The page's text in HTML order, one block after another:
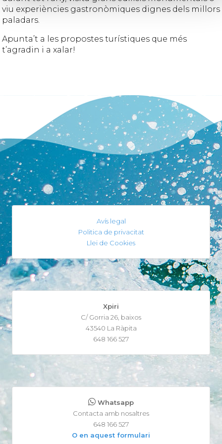
viu experiències gastronòmiques dignes dels millors
paladars.
Apunta’t a les propostes turístiques que més
t’agradin i a xalar!
Avís legal
Politica de privacitat
Llei de Cookies
Xpiri
C/ Gorria 26, baixos
43540 La Ràpita
648 166 527
Whatsapp
Contacta amb nosaltres
648 166 527
O en aquest formulari